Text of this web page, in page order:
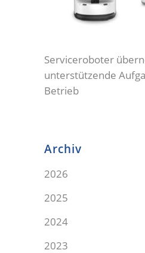
Serviceroboter
unterstützende
Betrieb
Archiv
2026
2025
2024
2023